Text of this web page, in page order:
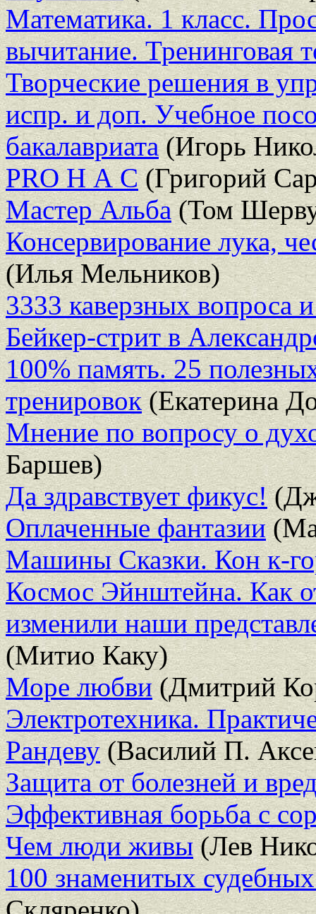
Математика. 1 класс.
вычитание. Тренинговая
Творческие решения в
испр. и доп. Учебное
бакалавриата(Игорь
PRO Н А С(Григорий
Мастер Альба(Том
Консервирование лука,
(Илья Мельников)
3333 каверзных вопроса и
Бейкер-стрит в
100% память. 25
тренировок(Екатерина
Мнение по вопросу о
Баршев)
Да здравствует фикус!
Оплаченные фантазии
Машины Сказки. Кон к-
Космос Эйнштейна. Как
изменили наши
(Митио Каку)
Море любви(Дмитрий
Электротехника.
Рандеву(Василий П.
Защита от болезней и
Эффективная борьба с
Чем люди живы(Лев
100 знаменитых